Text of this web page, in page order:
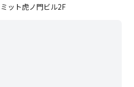
ット虎ノ門ビル2F